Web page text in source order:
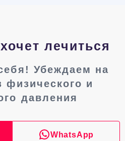
лечиться
Убеждаем на
физического и
давления
WhatsApp